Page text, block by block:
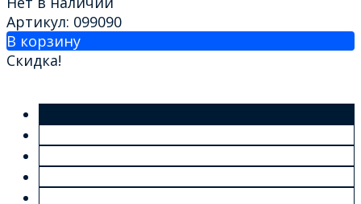
Артикул: 099090
В корзину
Скидка!